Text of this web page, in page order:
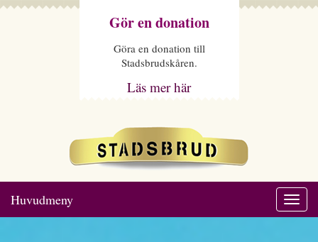
Gör en donation
Göra en donation till
Stadsbrudskåren.
Läs mer här
Huvudmeny